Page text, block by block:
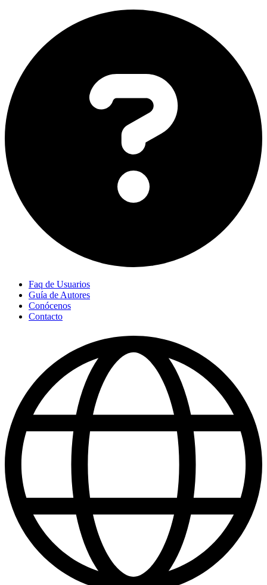
Faq de Usuarios
Guía de Autores
Conócenos
Contacto